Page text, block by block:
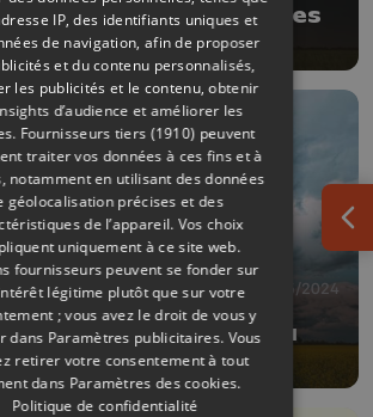
orageuses prévues
13/05/2024
la pluie après le beau
IP, des identifiants uniques et
de navigation, afin de proposer
et du contenu personnalisés,
les publicités et le contenu, obtenir
d’audience et améliorer les
Fournisseurs tiers (1910) peuvent
traiter vos données à ces fins et à
notamment en utilisant des données
géolocalisation précises et des
de l’appareil. Vos choix
uniquement à ce site web.
fournisseurs peuvent se fonder sur
légitime plutôt que sur votre
; vous avez le droit de vous y
dans Paramètres publicitaires. Vous
retirer votre consentement à tout
dans Paramètres des cookies.
Politique de confidentialité